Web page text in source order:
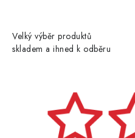
Velký výběr produktů
skladem a ihned k odběru